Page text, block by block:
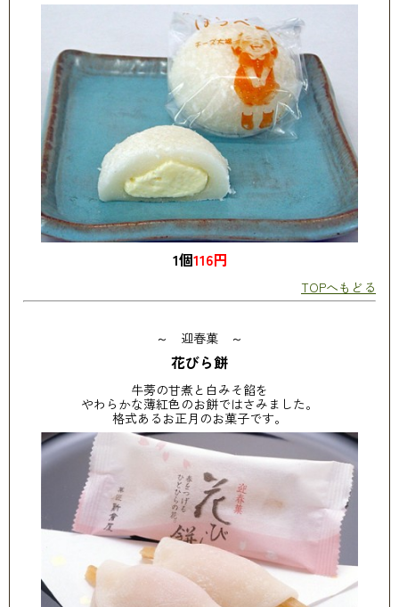
1個116円
TOPへもどる
～ 迎春菓 ～
花びら餅
牛蒡の甘煮と白みそ餡を
やわらかな薄紅色のお餅ではさみました。
格式あるお正月のお菓子です。